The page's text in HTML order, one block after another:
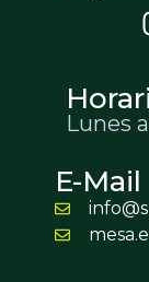
Lunes
E-Mail